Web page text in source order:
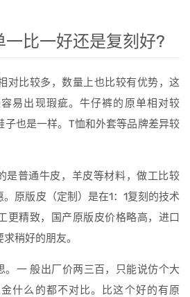
一比一好还是复刻好?
对比较多，数量上也比较有优势，这
易出现瑕疵。牛仔裤的原单相对较
子也是一样。T恤和外套等品牌差异较
是普通牛皮，羊皮等材料，做工比较
原版皮（定制）是在1：1复刻的技术
更精致，国产原版皮价格略高，进口
稍好的朋友。
。一 般出厂价两三百，只能说仿个大
什么的都不对比。比这个好的有原